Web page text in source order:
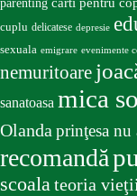
parenting
cuplu delicatese depresie
sexuala emigrare evenimente
nemuritoare
sanatoasa mica
Olanda prinţesa nu
recomandă
scoala teoria vieţii